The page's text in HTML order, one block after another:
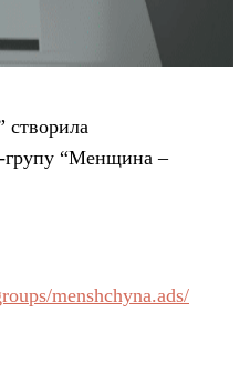
групу “Менщина –
menshchyna.ads/